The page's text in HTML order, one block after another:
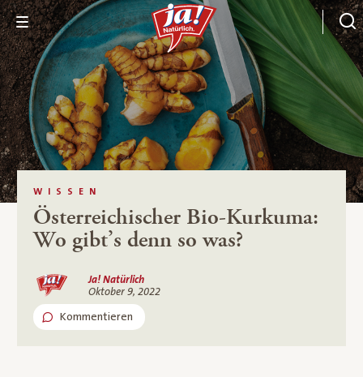
WISSEN
Österreichischer Bio-Kurkuma:
Wo gibt’s denn so was?
Ja! Natürlich
Oktober 9, 2022
Kommentieren